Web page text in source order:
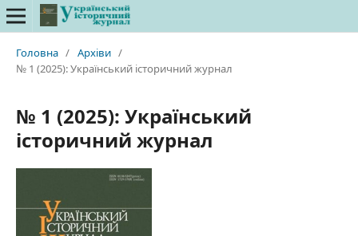
Головна / Архіви /
№ 1 (2025): Український історичний журнал
№ 1 (2025): Український
історичний журнал